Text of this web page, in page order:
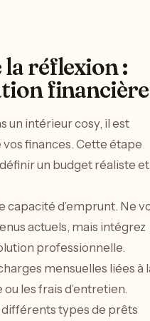
la réflexion :
financière
un intérieur cosy, il est
finances. Cette étape
un budget réaliste et
d’emprunt. Ne
actuels, mais intégrez
professionnelle.
mensuelles liées à
les frais d’entretien.
différents types de prêts